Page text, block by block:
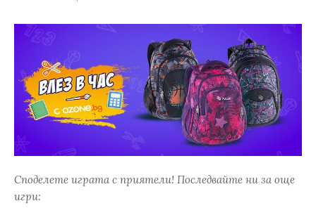
Споделете играта с приятели! Последвайте ни за още
игри: